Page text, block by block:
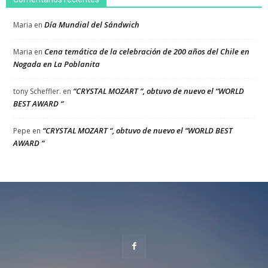
Maria en Día Mundial del Sándwich
Maria en Cena temática de la celebración de 200 años del Chile en
Nogada en La Poblanita
tony Scheffler. en “CRYSTAL MOZART “, obtuvo de nuevo el “WORLD
BEST AWARD “
Pepe en “CRYSTAL MOZART “, obtuvo de nuevo el “WORLD BEST
AWARD “